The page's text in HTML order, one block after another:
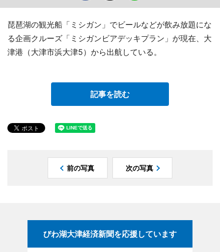
琵琶湖の観光船「ミシガン」でビールなどが飲み放題にな
る企画クルーズ「ミシガンビアデッキプラン」が現在、大
津港（大津市浜大津5）から出航している。
記事を読む
前の写真 次の写真
びわ湖大津経済新聞を応援しています